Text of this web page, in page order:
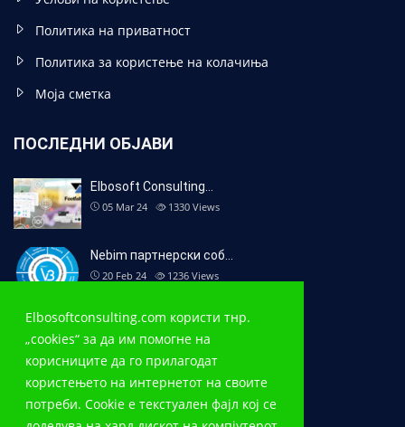
Elbosoftconsulting.com користи тнр.
„cookies“ за да им помогне на
корисниците да го прилагодат
користењето на интернетот на своите
потреби. Cookie е текстуален фајл кој се
Политика на приватност
Политика за користење на колачиња
Моја сметка
ПОСЛЕДНИ ОБЈАВИ
Elbosoft Consulting…
05 Mar 24 1330 Views
Nebim партнерски соб…
20 Feb 24 1236 Views
Nebim V3 во продавни…
20 Dec 23 2025 Views
КОНТКАТ